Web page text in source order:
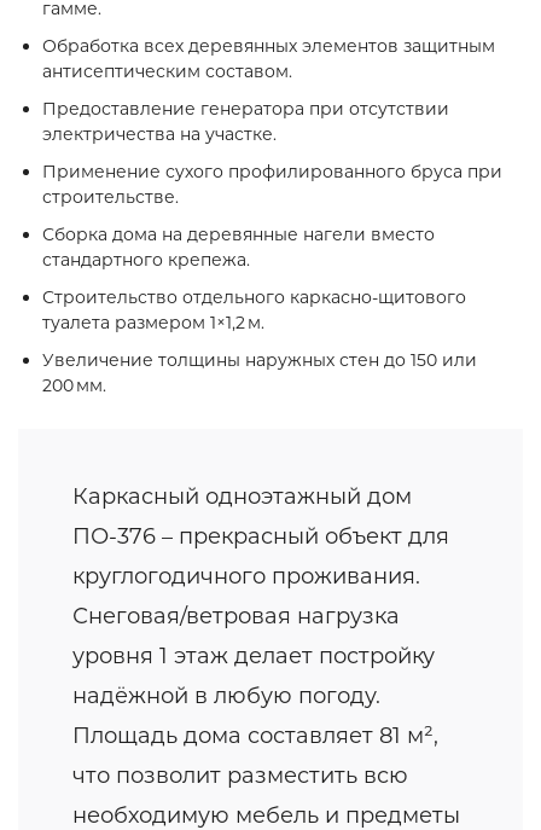
гамме.
Обработка всех деревянных элементов защитным
антисептическим составом.
Предоставление генератора при отсутствии
электричества на участке.
Применение сухого профилированного бруса при
строительстве.
Сборка дома на деревянные нагели вместо
стандартного крепежа.
Строительство отдельного каркасно‑щитового
туалета размером 1×1,2 м.
Увеличение толщины наружных стен до 150 или
200 мм.
Каркасный одноэтажный дом
ПО-376 – прекрасный объект для
круглогодичного проживания.
Снеговая/ветровая нагрузка
уровня 1 этаж делает постройку
надёжной в любую погоду.
Площадь дома составляет 81 м²,
что позволит разместить всю
необходимую мебель и предметы